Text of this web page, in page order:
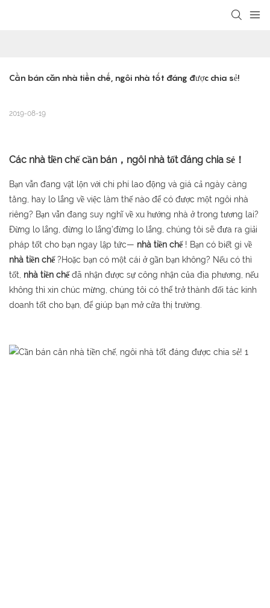
Cần bán căn nhà tiền chế, ngôi nhà tốt đáng được chia sẻ!
2019-08-19
Các nhà tiền chếcần bán，ngôi nhà tốt đáng chia sẻ！
Bạn vẫn đang vật lộn với chi phí lao động và giá cả ngày càng
tăng, hay lo lắng về việc làm thế nào để có được một ngôi nhà
riêng? Bạn vẫn đang suy nghĩ về xu hướng nhà ở trong tương lai?
Đừng lo lắng, đừng lo lắng’đừng lo lắng, chúng tôi sẽ đưa ra giải
pháp tốt cho bạn ngay lập tức— nhà tiền chế ! Bạn có biết gì về
nhà tiền chế?Hoặc bạn có một cái ở gần bạn không? Nếu có thì
tốt, nhà tiền chếđã nhận được sự công nhận của địa phương, nếu
không thì xin chúc mừng, chúng tôi có thể trở thành đối tác kinh
doanh tốt cho bạn, để giúp bạn mở cửa thị trường.